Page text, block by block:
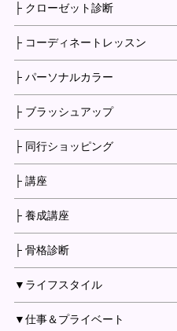
├ クローゼット診断
├ コーディネートレッスン
├ パーソナルカラー
├ ブラッシュアップ
├ 同行ショッピング
├ 講座
├ 養成講座
├ 骨格診断
▼ライフスタイル
▼仕事＆プライベート